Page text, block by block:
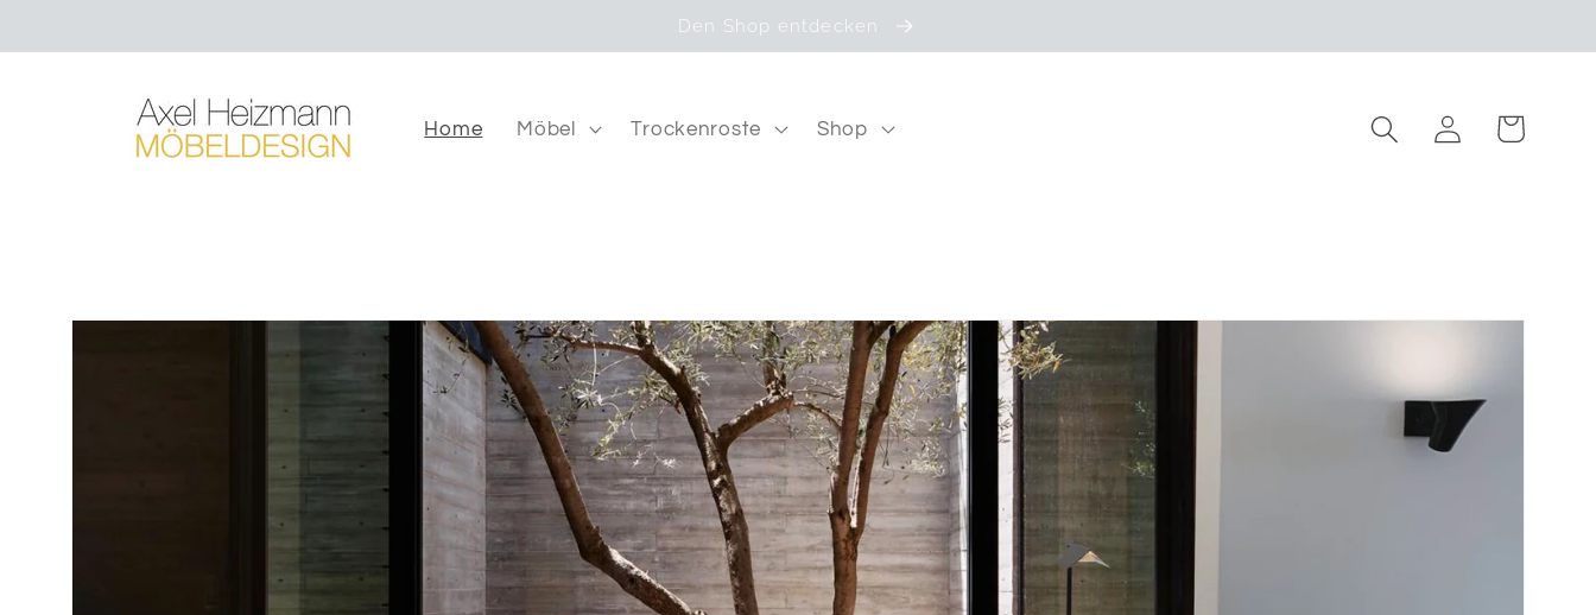
Inhalt
Den Shop entdecken
Home Möbel Trockenroste Shop EinloggenWarenkorb